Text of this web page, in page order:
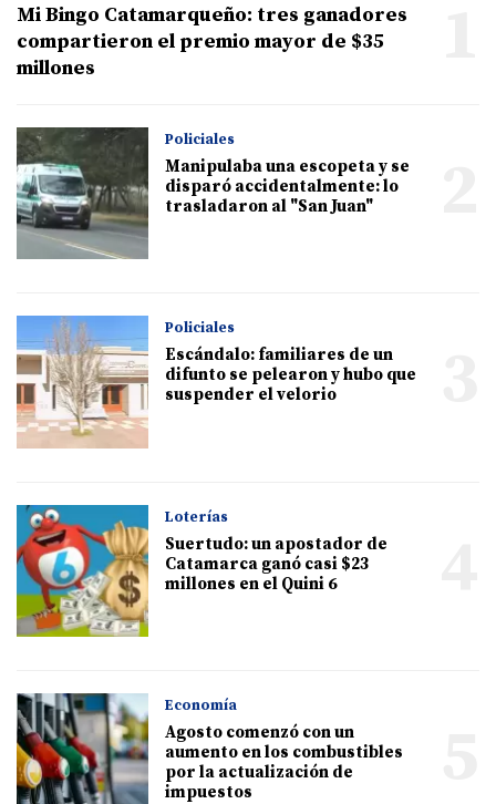
Mi Bingo Catamarqueño: tres ganadores
compartieron el premio mayor de $35
millones
Policiales
Manipulaba una escopeta y se
disparó accidentalmente: lo
trasladaron al "San Juan"
Policiales
Escándalo: familiares de un
difunto se pelearon y hubo que
suspender el velorio
Loterías
Suertudo: un apostador de
Catamarca ganó casi $23
millones en el Quini 6
Economía
Agosto comenzó con un
aumento en los combustibles
por la actualización de
impuestos